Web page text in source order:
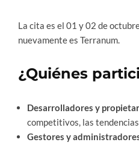
La cita es el 01 y 02 de
nuevamente es Terranum.
¿Quiénes
Desarrolladores y
competitivos, las
Gestores y